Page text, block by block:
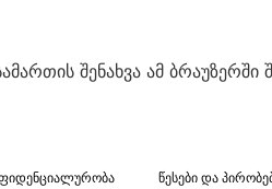
შენახვა ამ
წესები და